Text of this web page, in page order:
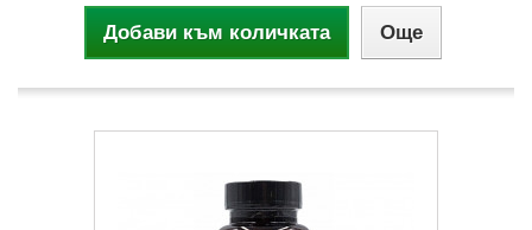
Добави към количката Още